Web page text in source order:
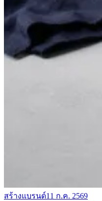
สร้างแบรนด์11 ก.ค. 2569